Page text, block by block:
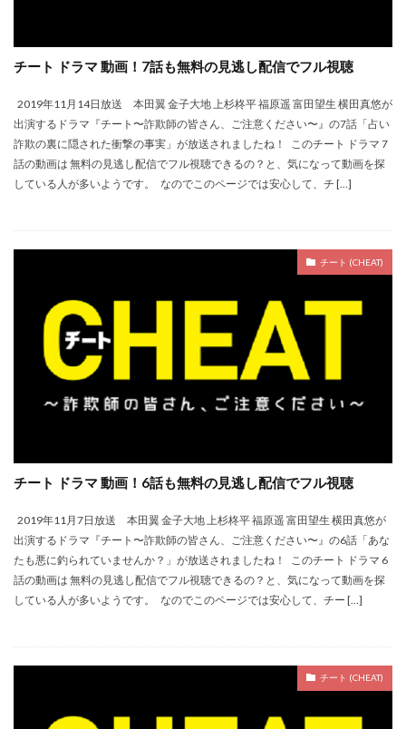
チート ドラマ 動画！7話も無料の見逃し配信でフル視聴
2019年11月14日放送 本田翼 金子大地 上杉柊平 福原遥 富田望生 横田真悠が
出演するドラマ『チート〜詐欺師の皆さん、ご注意ください〜』の7話「占い
詐欺の裏に隠された衝撃の事実」が放送されましたね！ このチート ドラマ 7
話の動画は 無料の見逃し配信でフル視聴できるの？と、気になって動画を探
している人が多いようです。 なのでこのページでは安心して、チ […]
チート (CHEAT)
チート ドラマ 動画！6話も無料の見逃し配信でフル視聴
2019年11月7日放送 本田翼 金子大地 上杉柊平 福原遥 富田望生 横田真悠が
出演するドラマ『チート〜詐欺師の皆さん、ご注意ください〜』の6話「あな
たも悪に釣られていませんか？」が放送されましたね！ このチート ドラマ 6
話の動画は 無料の見逃し配信でフル視聴できるの？と、気になって動画を探
している人が多いようです。 なのでこのページでは安心して、チー […]
チート (CHEAT)